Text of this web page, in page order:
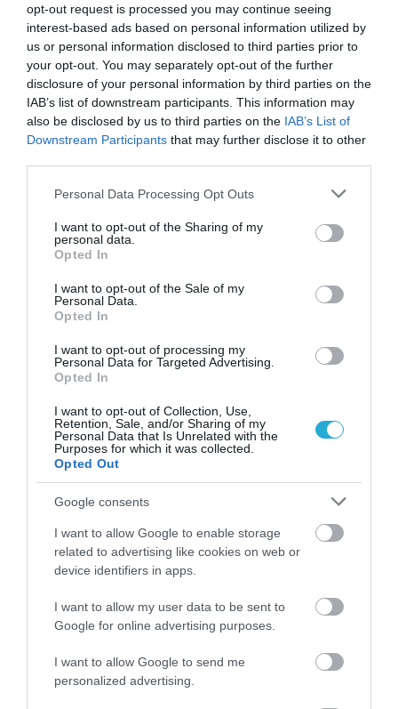
opt-out request is processed you may continue seeing
interest-based ads based on personal information utilized by
us or personal information disclosed to third parties prior to
your opt-out. You may separately opt-out of the further
disclosure of your personal information by third parties on the
IAB’s list of downstream participants. This information may
also be disclosed by us to third parties on the IAB’s List of
Downstream Participants that may further disclose it to other
Please note that this website/app uses one or more Google
not limited to your visit or usage behaviour. You may click to
grant or deny consent to Google and its third-party tags to
use your data for below specified purposes in below Google
consent section.
Personal Data Processing Opt Outs
I want to opt-out of the Sharing of my
personal data.
Opted In
I want to opt-out of the Sale of my
Personal Data.
Opted In
I want to opt-out of processing my
Personal Data for Targeted Advertising.
Opted In
I want to opt-out of Collection, Use,
Retention, Sale, and/or Sharing of my
Personal Data that Is Unrelated with the
Purposes for which it was collected.
Opted Out
Google consents
I want to allow Google to enable storage
related to advertising like cookies on web or
device identifiers in apps.
I want to allow my user data to be sent to
Google for online advertising purposes.
I want to allow Google to send me
personalized advertising.
ΥΓΕΙΑ
1 Αυτό είναι το θαυματουργό έλαιο που
προστατεύει από το Αλτχάιμερ
Το τρόφιμο που θωρακίζει «αθόρυβα»
γάλα!
ΦΑΡΜΑΚΑ
Ανατροπή δεδομένων στα εμβόλια
πλέον στις ΗΠΑ από COVID-19